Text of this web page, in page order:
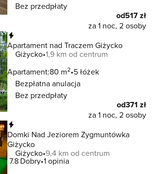
Bez przedpłaty
od517 zł
za 1 noc, 2 osoby
Apartament nad Traczem Giżycko
Giżycko 1,9 km od centrum
Apartament:80 m2 5 łóżek
Bezpłatna anulacja
Bez przedpłaty
od371 zł
za 1 noc, 2 osoby
Domki Nad Jeziorem Zygmuntówka
Giżycko
Giżycko 9,4 km od centrum
7.8 Dobry 1 opinia